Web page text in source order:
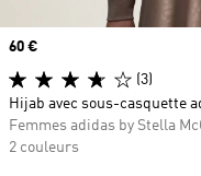
Prix
60 €
(3)
Hijab avec sous-casquette
Femmes adidas by Stella
2 couleurs